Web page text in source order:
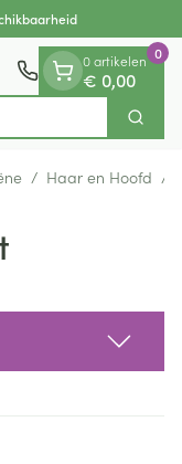
Zoek
0 artikelen
€ 0,00
0
/ Haar en Hoofd /